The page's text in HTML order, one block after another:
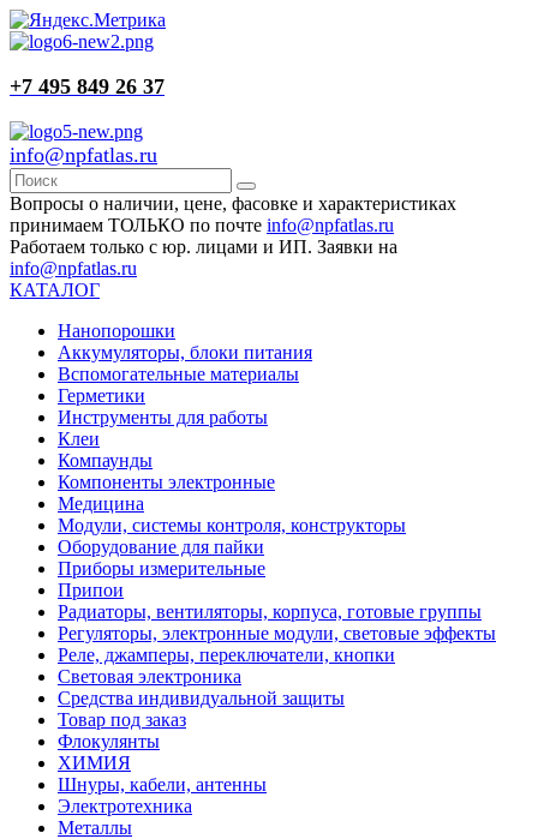
+7 495 849 26 37
info@npfatlas.ru
Вопросы о наличии, цене, фасовке и характеристиках
принимаем ТОЛЬКО по почте info@npfatlas.ru
Работаем только с юр. лицами и ИП. Заявки на
info@npfatlas.ru
КАТАЛОГ
Нанопорошки
Аккумуляторы, блоки питания
Вспомогательные материалы
Герметики
Инструменты для работы
Клеи
Компаунды
Компоненты электронные
Медицина
Модули, системы контроля, конструкторы
Оборудование для пайки
Приборы измерительные
Припои
Радиаторы, вентиляторы, корпуса, готовые группы
Регуляторы, электронные модули, световые эффекты
Реле, джамперы, переключатели, кнопки
Световая электроника
Средства индивидуальной защиты
Товар под заказ
Флокулянты
ХИМИЯ
Шнуры, кабели, антенны
Электротехника
Металлы